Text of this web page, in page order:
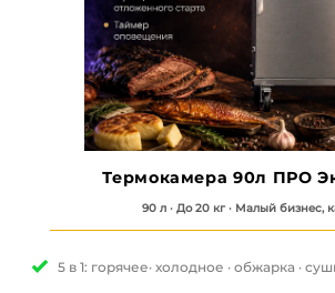
Термокамера 90л ПРО
90 л · До 20 кг · Малый бизнес,
5 в 1: горячее· холодное · обжарка ·